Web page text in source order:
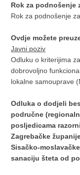
Rok za podnošenje
Rok za podnošenje
Ovdje možete
Javni poziv
Odluku o kriterijima
dobrovoljno
lokalne samouprave
Odluka o dodjeli
područne
posljedicama
Zagrebačke
Sisačko-
sanaciju šteta od